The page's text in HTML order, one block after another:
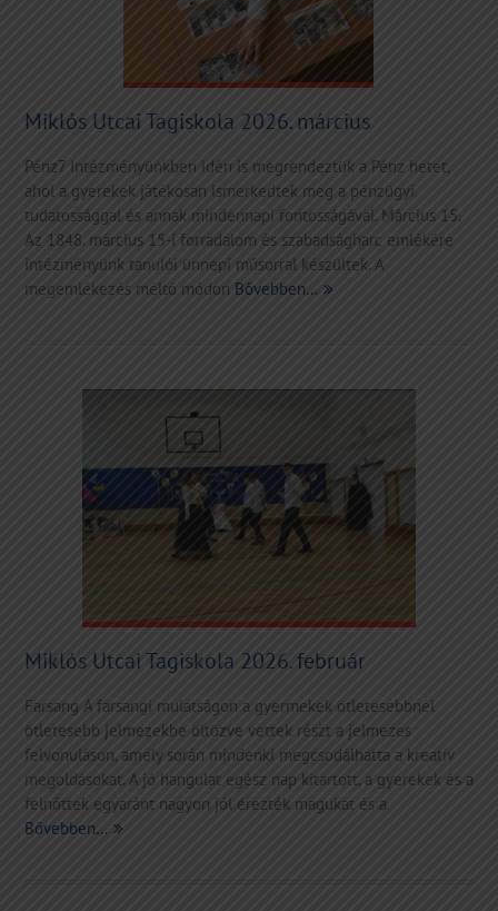
Miklós Utcai Tagiskola 2026. március
Pénz7 Intézményünkben idén is megrendeztük a Pénz hetet,
ahol a gyerekek játékosan ismerkedtek meg a pénzügyi
tudatossággal és annak mindennapi fontosságával. Március 15.
Az 1848. március 15-i forradalom és szabadságharc emlékére
intézményünk tanulói ünnepi műsorral készültek. A
megemlékezés méltó módon Bővebben…
Miklós Utcai Tagiskola 2026. február
Farsang A farsangi mulatságon a gyermekek ötletesebbnél
ötletesebb jelmezekbe öltözve vettek részt a jelmezes
felvonuláson, amely során mindenki megcsodálhatta a kreatív
megoldásokat. A jó hangulat egész nap kitartott, a gyerekek és a
felnőttek egyaránt nagyon jól érezték magukat és a
Bővebben…